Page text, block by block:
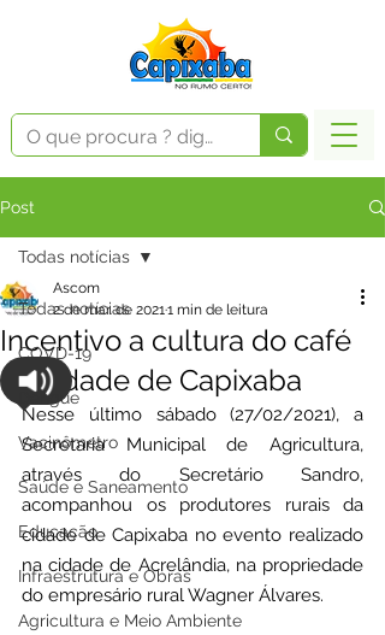
Post
Todas notícias
COVD-19
Dengue
Vacinômetro
Saúde e Saneamento
Educação
Infraestrutura e Obras
Agricultura e Meio Ambiente
Todas notícias
Incentivo a cultura do café
na cidade de Capixaba
Ascom
2 de mar. de 20211 min de leitura
Nesse último sábado (27/02/2021), a
Secretaria Municipal de Agricultura,
através do Secretário Sandro,
acompanhou os produtores rurais da
cidade de Capixaba no evento realizado
na cidade de Acrelândia, na propriedade
do empresário rural Wagner Álvares.